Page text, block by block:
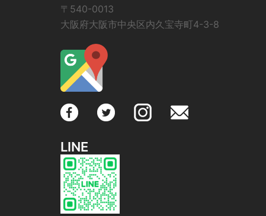
〒540-0013
大阪府大阪市中央区内久宝寺町4-3-8
LINE